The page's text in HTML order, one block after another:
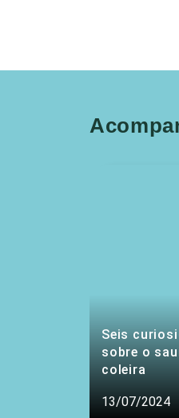
Seis
sobre o
coleira
13/07/2024